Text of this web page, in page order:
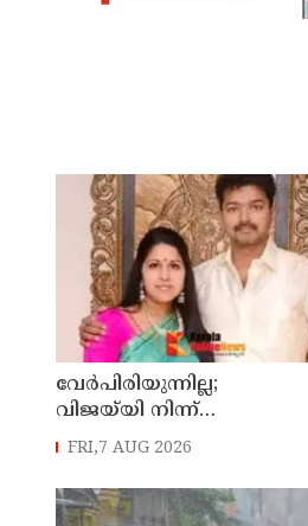
വേർപിരിയുന്നില്ല;
വിജയ്‍യി നിന്ന്
വിവാഹമോചനം വേണ്ടെന്ന്
FRI,7 AUG 2026